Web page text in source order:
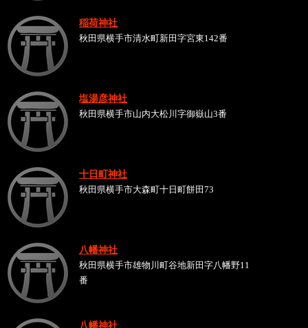
稲荷神社
秋田県横手市清水町新田字宮東142番
塩湯彦神社
秋田県横手市山内大松川字御嶽山3番
十日町神社
秋田県横手市大森町十日町餅田73
八幡神社
秋田県横手市雄物川町谷地新田字八幡野11
番
八幡神社